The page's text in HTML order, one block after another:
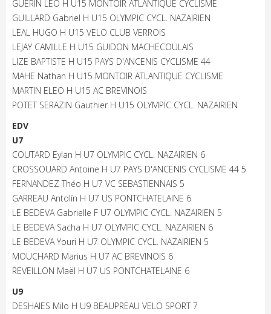
GUERIN LEO H U15 MONTOIR ATLANTIQUE CYCLISME
GUILLARD Gabriel H U15 OLYMPIC CYCL. NAZAIRIEN
LEAL HUGO H U15 VELO CLUB VERROIS
LEJAY CAMILLE H U15 GUIDON MACHECOULAIS
LIZE BAPTISTE H U15 PAYS D'ANCENIS CYCLISME 44
MAHE Nathan H U15 MONTOIR ATLANTIQUE CYCLISME
MARTIN ELEO H U15 AC BREVINOIS
POTET SERAZIN Gauthier H U15 OLYMPIC CYCL. NAZAIRIEN
EDV
U7
COUTARD Eylan H U7 OLYMPIC CYCL. NAZAIRIEN 6
CROSSOUARD Antoine H U7 PAYS D'ANCENIS CYCLISME 44 5
FERNANDEZ Théo H U7 VC SEBASTIENNAIS 5
GARREAU Antolín H U7 US PONTCHATELAINE 6
LE BEDEVA Gabrielle F U7 OLYMPIC CYCL. NAZAIRIEN 5
LE BEDEVA Sacha H U7 OLYMPIC CYCL. NAZAIRIEN 6
LE BEDEVA Youri H U7 OLYMPIC CYCL. NAZAIRIEN 5
MOUCHARD Marius H U7 AC BREVINOIS 6
REVEILLON Maël H U7 US PONTCHATELAINE 6
U9
DESHAIES Milo H U9 BEAUPREAU VELO SPORT 7